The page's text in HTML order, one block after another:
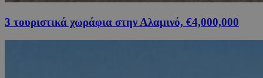
3 τουριστικά χωράφια στην Αλαμινό, €4,000,000